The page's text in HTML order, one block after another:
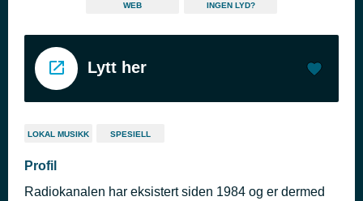
WEB INGEN LYD?
Lytt her
LOKAL MUSIKK SPESIELL
Profil
Radiokanalen har eksistert siden 1984 og er dermed